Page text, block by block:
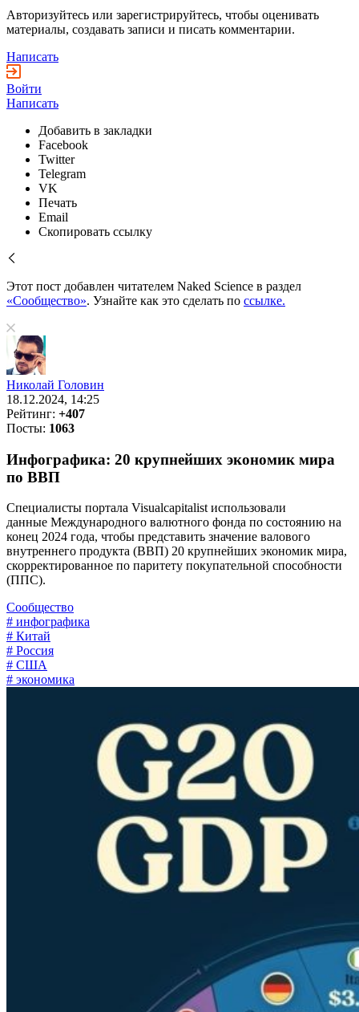
Авторизуйтесь или зарегистрируйтесь, чтобы оценивать
материалы, создавать записи и писать комментарии.
Написать
Войти
Написать
Добавить в закладки
Facebook
Twitter
Telegram
VK
Печать
Email
Скопировать ссылку
Этот пост добавлен читателем Naked Science в раздел
«Сообщество». Узнайте как это сделать по ссылке.
Николай Головин
18.12.2024, 14:25
Рейтинг: +407
Посты: 1063
Инфографика: 20 крупнейших экономик мира
по ВВП
Специалисты портала Visualcapitalist использовали
данные Международного валютного фонда по состоянию на
конец 2024 года, чтобы представить значение валового
внутреннего продукта (ВВП) 20 крупнейших экономик мира,
скорректированное по паритету покупательной способности
(ППС).
Сообщество
# инфографика
# Китай
# Россия
# США
# экономика